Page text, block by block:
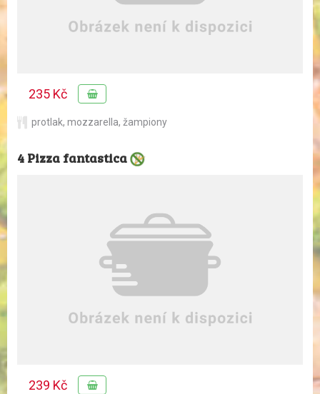
235 Kč
protlak, mozzarella, žampiony
4 Pizza fantastica
239 Kč